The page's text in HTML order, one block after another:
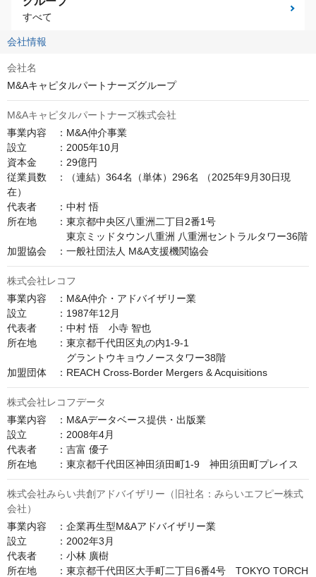
すべて
会社情報
会社名
M&Aキャピタルパートナーズグループ
M&Aキャピタルパートナーズ株式会社
事業内容　：M&A仲介事業
設立　　　：2005年10月
資本金　　：29億円
従業員数　：（連結）364名（単体）296名 （2025年9月30日現
在）
代表者　　：中村 悟
所在地　　：東京都中央区八重洲二丁目2番1号
東京ミッドタウン八重洲 八重洲セントラルタワー36階
加盟協会　：一般社団法人 M&A支援機関協会
株式会社レコフ
事業内容　：M&A仲介・アドバイザリー業
設立　　　：1987年12月
代表者　　：中村 悟　小寺 智也
所在地　　：東京都千代田区丸の内1-9-1
グラントウキョウノースタワー38階
加盟団体　：REACH Cross-Border Mergers & Acquisitions
株式会社レコフデータ
事業内容　：M&Aデータベース提供・出版業
設立　　　：2008年4月
代表者　　：吉富 優子
株式会社みらい共創アドバイザリー（旧社名：みらいエフピー株式
会社）
事業内容　：企業再生型M&Aアドバイザリー業
設立　　　：2002年3月
代表者　　：小林 廣樹
所在地　　：東京都千代田区大手町二丁目6番4号　TOKYO TORCH